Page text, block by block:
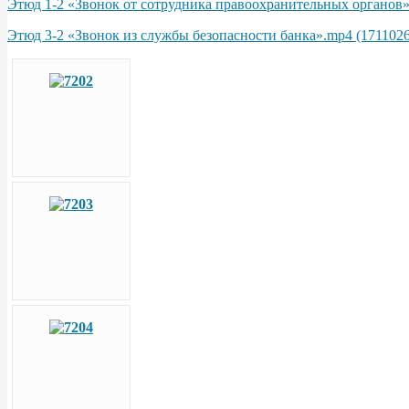
Этюд 1-2 «Звонок от сотрудника правоохранительных
Этюд 3-2 «Звонок из службы безопасности банка».mp4